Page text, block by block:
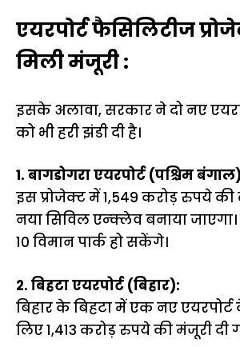
एयरपोर्ट फैसिलिटीज
मिली मंजूरी :
इसके अलावा, सरकार ने दो नए
को भी हरी झंडी दी है।
1. बागडोगरा एयरपोर्ट (पश्चिम बंगाल)
इस प्रोजेक्ट में 1,549 करोड़ रुपये
नया सिविल एन्क्लेव बनाया
10 विमान पार्क हो सकेंगे।
2. बिहटा एयरपोर्ट (बिहार):
बिहार के बिहटा में एक नए
लिए 1,413 करोड़ रुपये की मंजूरी दी